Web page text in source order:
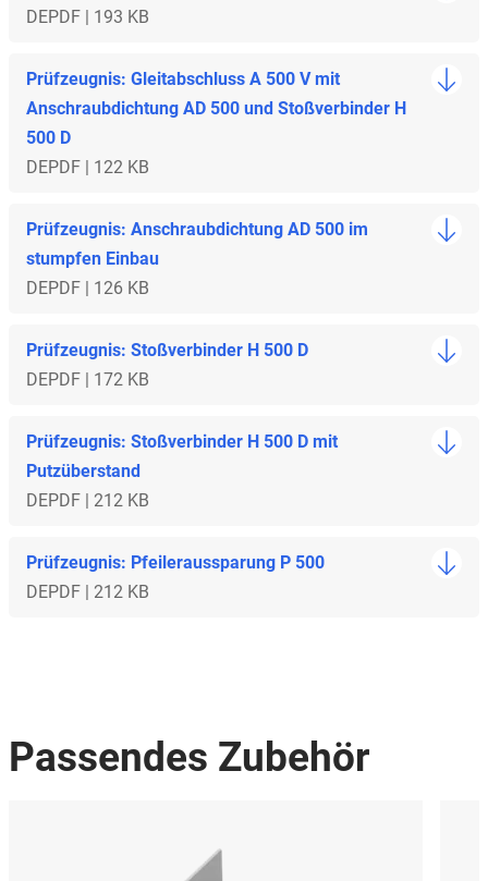
DEPDF | 193 KB
Prüfzeugnis: Gleitabschluss A 500 V mit
Anschraubdichtung AD 500 und Stoßverbinder H
500 D
DEPDF | 122 KB
Prüfzeugnis: Anschraubdichtung AD 500 im
stumpfen Einbau
DEPDF | 126 KB
Prüfzeugnis: Stoßverbinder H 500 D
DEPDF | 172 KB
Prüfzeugnis: Stoßverbinder H 500 D mit
Putzüberstand
DEPDF | 212 KB
Prüfzeugnis: Pfeileraussparung P 500
DEPDF | 212 KB
Passendes Zubehör